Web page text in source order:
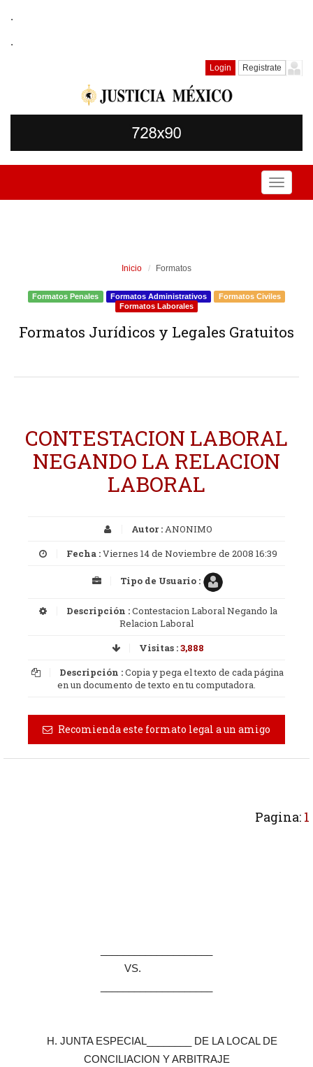
.
.
Login Registrate
Toggle
Inicio Formatos
Formatos Penales Formatos Administrativos
Formatos Civiles
Formatos Laborales
Formatos Jurídicos y Legales Gratuitos
CONTESTACION LABORAL
NEGANDO LA RELACION
LABORAL
Autor :ANONIMO
Fecha :Viernes 14 de Noviembre de 2008 16:39
Tipo de Usuario :
Descripción :Contestacion Laboral Negando la
Relacion Laboral
Visitas :3,888
Descripción :Copia y pega el texto de cada página
en un documento de texto en tu computadora.
Recomienda este formato legal a un amigo
Pagina: 1
VS.
H. JUNTA ESPECIAL________ DE LA LOCAL DE
CONCILIACION Y ARBITRAJE